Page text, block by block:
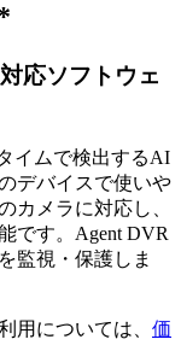
応ソフトウェ
イムで検出するAI
デバイスで使いや
カメラに対応し、
です。Agent DVR
監視・保護しま
用については、 価